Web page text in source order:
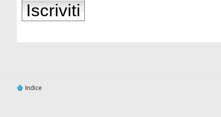
Iscriviti
Indice